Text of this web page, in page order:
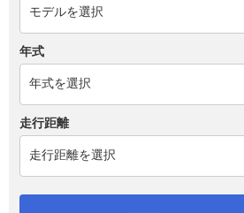
年式
走行距離